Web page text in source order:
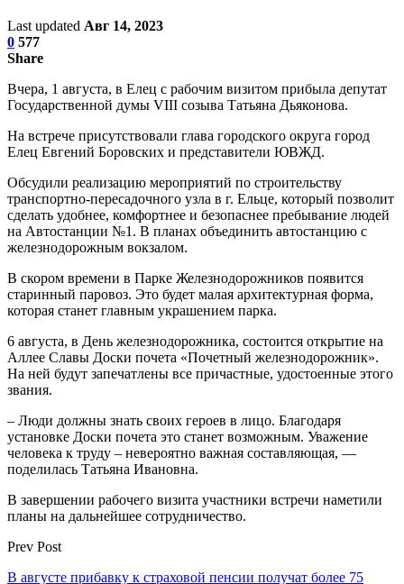
Last updated Авг 14, 2023
0 577
Share
Вчера, 1 августа, в Елец с рабочим визитом прибыла депутат
Государственной думы VIII созыва Татьяна Дьяконова.
На встрече присутствовали глава городского округа город
Елец Евгений Боровских и представители ЮВЖД.
Обсудили реализацию мероприятий по строительству
транспортно-пересадочного узла в г. Ельце, который позволит
сделать удобнее, комфортнее и безопаснее пребывание людей
на Автостанции №1. В планах объединить автостанцию с
железнодорожным вокзалом.
В скором времени в Парке Железнодорожников появится
старинный паровоз. Это будет малая архитектурная форма,
которая станет главным украшением парка.
6 августа, в День железнодорожника, состоится открытие на
Аллее Славы Доски почета «Почетный железнодорожник».
На ней будут запечатлены все причастные, удостоенные этого
звания.
– Люди должны знать своих героев в лицо. Благодаря
установке Доски почета это станет возможным. Уважение
человека к труду – невероятно важная составляющая, —
поделилась Татьяна Ивановна.
В завершении рабочего визита участники встречи наметили
планы на дальнейшее сотрудничество.
Prev Post
В августе прибавку к страховой пенсии получат более 75